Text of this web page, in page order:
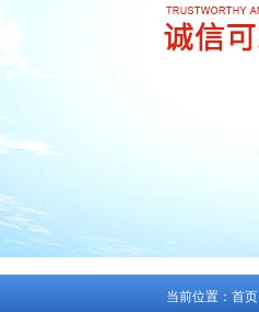
当前位置： 首页